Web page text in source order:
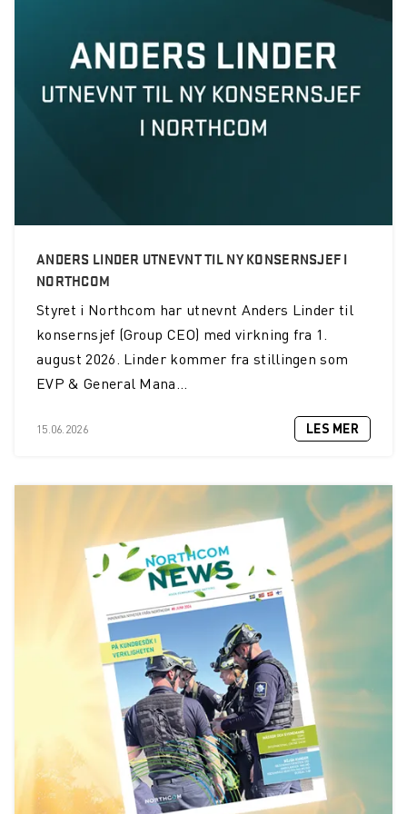
kommunikasjonssystem
Cloudcase-løsning
UBR LTE - Remote Worker Solution
Årets Räckvidd er ute
Øvre Romerike Brann og Redning IKS velger INVISIO
kommunikasjonssystem
HMS-tiltak for brannmenn
Gudbrandsdal Energi Nett AS knytter seg til Nødnett
Nytt nummer av Räckvidd
Ny TETRA katalog 2019
Helsetjenestens driftsorganisasjon velger Sepura SC21
Sogn og Fjordane Energi tar i bruk Nødnett
Statens Vegvesen tar Nødnett i bruk på høyfjellet
Wireless Roadshow 2017
Vår nye katalog er her!
Sepura SC21 er her!
ANDERS LINDER UTNEVNT TIL NY KONSERNSJEF I
NORTHCOM
Styret i Northcom har utnevnt Anders Linder til
konsernsjef (Group CEO) med virkning fra 1.
august 2026. Linder kommer fra stillingen som
EVP & General Mana...
15.06.2026 LES MER